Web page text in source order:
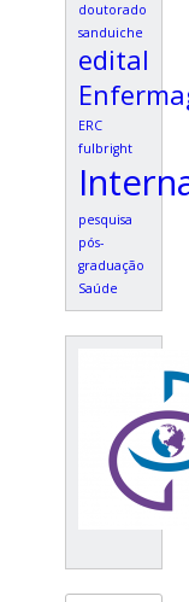
doutorado
sanduiche
edital
ERC
fulbright
pesquisa
pós-
graduação
Saúde